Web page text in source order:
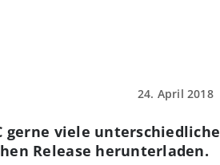
24. April 2018
gerne viele unterschiedliche
Release herunterladen.